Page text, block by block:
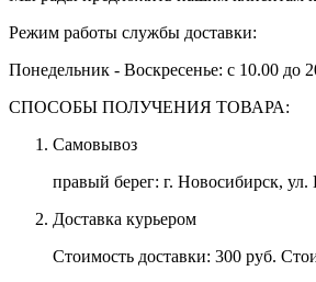
Режим работы службы доставки:
Понедельник - Воскресенье: с 10.00 до
СПОСОБЫ ПОЛУЧЕНИЯ ТОВАРА:
Самовывоз
правый берег: г. Новосибирск, ул.
Доставка курьером
Стоимость доставки: 300 руб.